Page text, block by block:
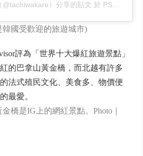
）分享的貼文 於 PST 2019 年 12月 月 18 日 上午 6:59
國受歡迎的旅遊城市)
評為「世界十大爆紅旅遊景點」
的巴拿山黃金橋，而北越有許多
法式殖民文化、美食多、物價便
最愛。
橋是IG上的網紅景點。Photo｜